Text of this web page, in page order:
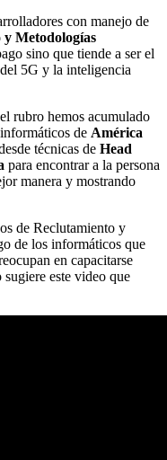
con manejo de
Metodologías
sino que tiende a ser el
5G y la inteligencia
rubro hemos acumulado
de América
técnicas de Head
para encontrar a la persona
manera y mostrando
de Reclutamiento y
de los informáticos que
en capacitarse
este video que